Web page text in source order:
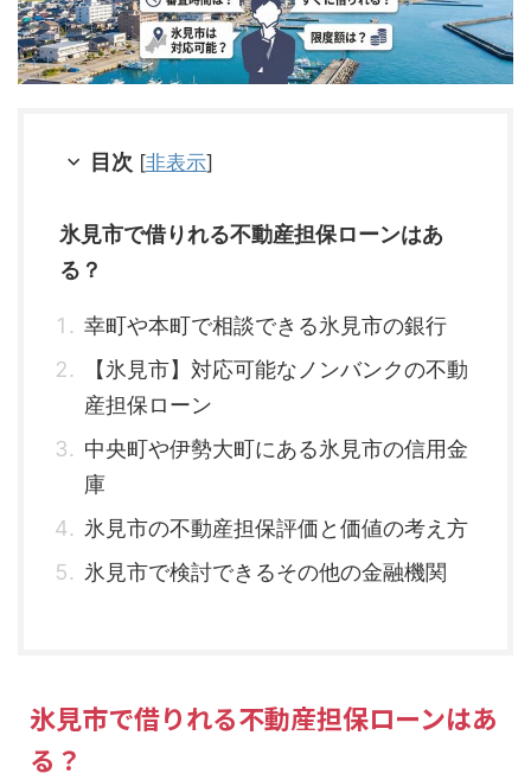
目次 [非表示]
氷見市で借りれる不動産担保ローンはあ
る？
幸町や本町で相談できる氷見市の銀行
【氷見市】対応可能なノンバンクの不動
産担保ローン
中央町や伊勢大町にある氷見市の信用金
庫
氷見市の不動産担保評価と価値の考え方
氷見市で検討できるその他の金融機関
氷見市で借りれる不動産担保ローンはあ
る？